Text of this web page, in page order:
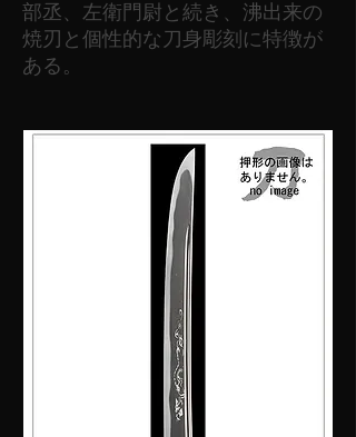
部丞、左衛門尉と続き、沸出来の
焼刃と個性的な刀身彫刻に特徴が
ある。